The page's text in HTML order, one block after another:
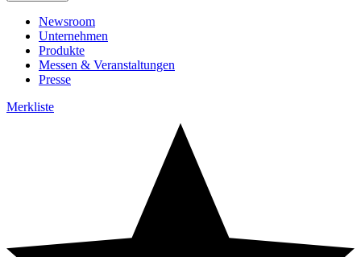
Newsroom
Unternehmen
Produkte
Messen & Veranstaltungen
Presse
Merkliste